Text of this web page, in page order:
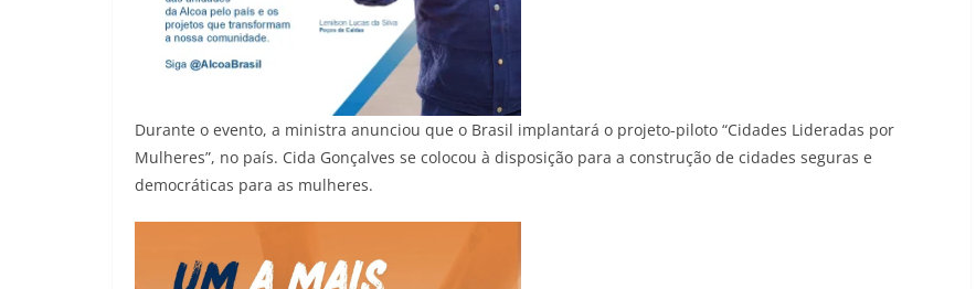
Durante o evento, a ministra anunciou que o Brasil implantará o projeto-piloto “Cidades Lideradas por
Mulheres”, no país. Cida Gonçalves se colocou à disposição para a construção de cidades seguras e
democráticas para as mulheres.